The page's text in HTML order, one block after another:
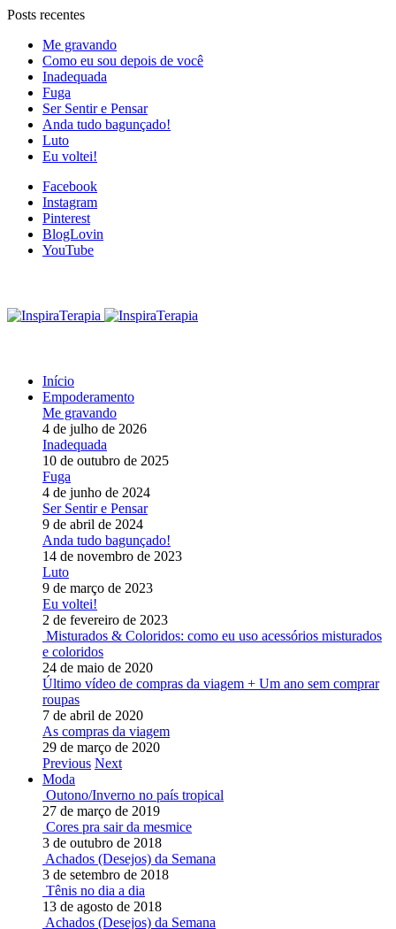
Posts recentes
Me gravando
Como eu sou depois de você
Inadequada
Fuga
Ser Sentir e Pensar
Anda tudo bagunçado!
Luto
Eu voltei!
Facebook
Instagram
Pinterest
BlogLovin
YouTube
Início
Empoderamento
Me gravando
4 de julho de 2026
Inadequada
10 de outubro de 2025
Fuga
4 de junho de 2024
Ser Sentir e Pensar
9 de abril de 2024
Anda tudo bagunçado!
14 de novembro de 2023
Luto
9 de março de 2023
Eu voltei!
2 de fevereiro de 2023
Misturados & Coloridos: como eu uso acessórios misturados
e coloridos
24 de maio de 2020
Último vídeo de compras da viagem + Um ano sem comprar
roupas
7 de abril de 2020
As compras da viagem
29 de março de 2020
Previous Next
Moda
Outono/Inverno no país tropical
27 de março de 2019
Cores pra sair da mesmice
3 de outubro de 2018
Achados (Desejos) da Semana
3 de setembro de 2018
Tênis no dia a dia
13 de agosto de 2018
Achados (Desejos) da Semana